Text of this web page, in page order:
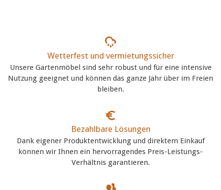
Wetterfest und vermietungssicher
Unsere Gartenmöbel sind sehr robust und für eine intensive
Nutzung geeignet und können das ganze Jahr über im Freien
bleiben.
Bezahlbare Lösungen
Dank eigener Produktentwicklung und direktem Einkauf
können wir Ihnen ein hervorragendes Preis-Leistungs-
Verhältnis garantieren.